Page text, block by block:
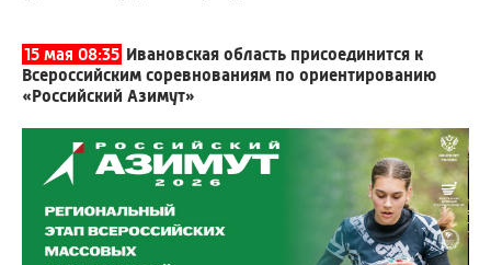
15 мая 08:35 Ивановская область присоединится к
Всероссийским соревнованиям по ориентированию
«Российский Азимут»